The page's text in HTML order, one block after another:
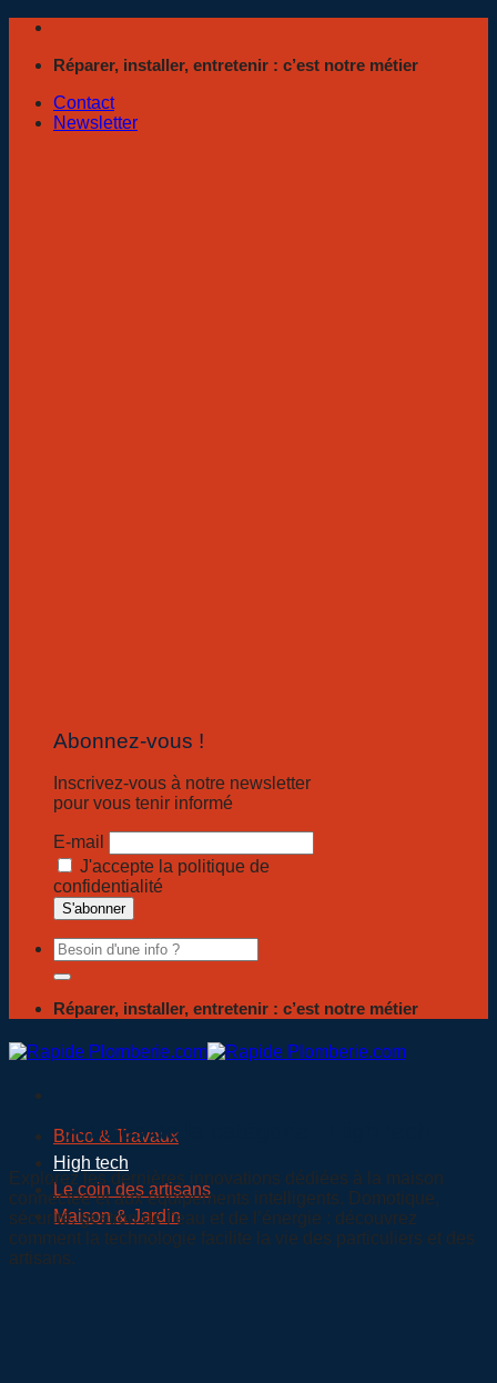
Passer
contenuRéparer, installer, entretenir : c’est notre métier
Contact
Newsletter
Abonnez-vous !
Inscrivez-vous à notre newsletter
pour vous tenir informé
E-mail
J'accepte la politique de
confidentialité
Réparer, installer, entretenir : c’est notre métier
Brico & Travaux
High tech
Le coin des artisans
Maison & Jardin
Explorez les dernières innovations dédiées à la maison
connectée et aux équipements intelligents. Domotique,
sécurité, gestion de l’eau et de l’énergie : découvrez
comment la technologie facilite la vie des particuliers et des
artisans.